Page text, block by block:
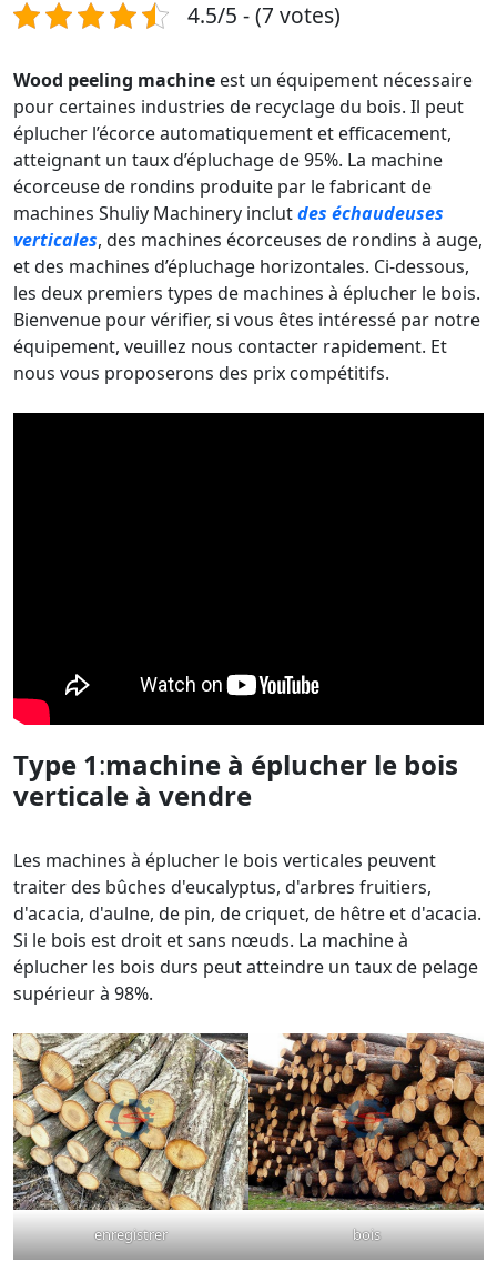
4.5/5 - (7 votes)
Wood peeling machine est un équipement nécessaire
pour certaines industries de recyclage du bois. Il peut
éplucher l’écorce automatiquement et efficacement,
atteignant un taux d’épluchage de 95%. La machine
écorceuse de rondins produite par le fabricant de
machines Shuliy Machinery inclutdes échaudeuses
verticales, des machines écorceuses de rondins à auge,
et des machines d’épluchage horizontales. Ci-dessous,
les deux premiers types de machines à éplucher le bois.
Bienvenue pour vérifier, si vous êtes intéressé par notre
équipement, veuillez nous contacter rapidement. Et
nous vous proposerons des prix compétitifs.
Type 1:machine à éplucher le bois
verticale à vendre
Les machines à éplucher le bois verticales peuvent
traiter des bûches d'eucalyptus, d'arbres fruitiers,
d'acacia, d'aulne, de pin, de criquet, de hêtre et d'acacia.
Si le bois est droit et sans nœuds. La machine à
éplucher les bois durs peut atteindre un taux de pelage
supérieur à 98%.
enregistrer bois